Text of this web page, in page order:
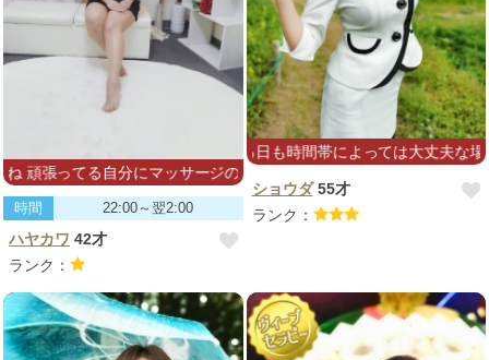
ッサージのご褒美はいかがですか
時間 22:00～翌2:00
ハヤカワ 42才
ランク：
の日にしている日も時間帯によっては大丈夫な場合があります。問
ショウダ55才
ランク：